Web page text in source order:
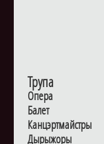
Трупа
Опера
Балет
Канцэртмайстры
Дырыжоры